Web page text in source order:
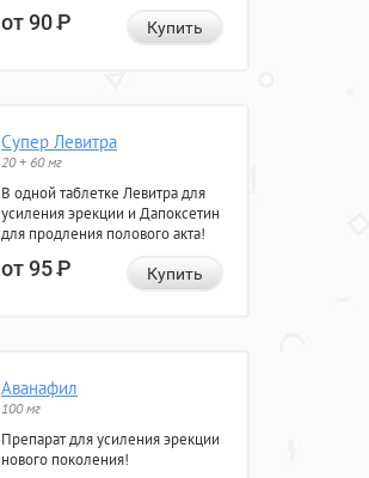
от 90Р Купить
Супер Левитра
20 + 60 мг
В одной таблетке Левитра для
усиления эрекции и Дапоксетин
для продления полового акта!
от 95Р Купить
Аванафил
100 мг
Препарат для усиления эрекции
нового поколения!